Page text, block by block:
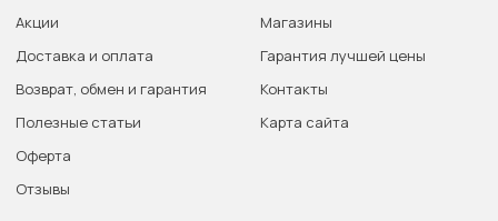
Акции
Доставка и оплата
Возврат, обмен и гарантия
Полезные статьи
Оферта
Отзывы
Магазины
Гарантия лучшей цены
Контакты
Карта сайта